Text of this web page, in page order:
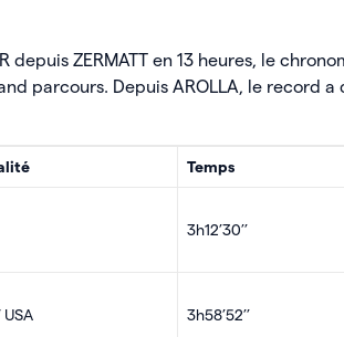
ZERMATT en 13 heures, le
parcours. Depuis AROLLA, le record a
Temps
3h12’30’’
USA 3h58’52’’